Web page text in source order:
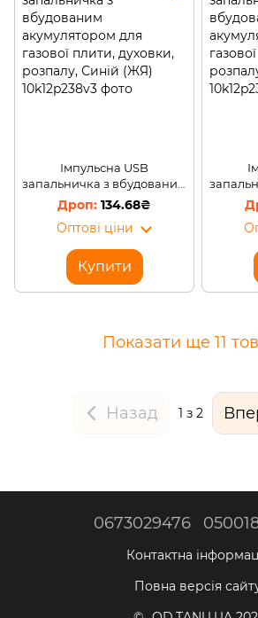
Імпульсна USB
запальничка з вбудованим
акумулятором для газової
плити, духовки, розпалу,
Синій (ЖЯ)
134.68₴
Оптові ціни
Купити
Показати ще 11
Назад 1 з 2
0673029476
Контактна
Повна версія